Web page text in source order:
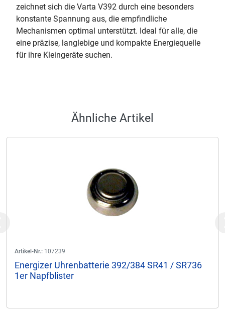
zeichnet sich die Varta V392 durch eine besonders
konstante Spannung aus, die empfindliche
Mechanismen optimal unterstützt. Ideal für alle, die
eine präzise, langlebige und kompakte Energiequelle
für ihre Kleingeräte suchen.
Ähnliche Artikel
Artikel-Nr.: 107239
Energizer Uhrenbatterie 392/384 SR41 / SR736
1er Napfblister